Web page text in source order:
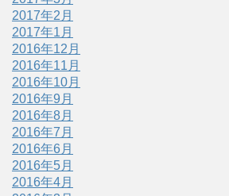
2017年2月
2017年1月
2016年12月
2016年11月
2016年10月
2016年9月
2016年8月
2016年7月
2016年6月
2016年5月
2016年4月